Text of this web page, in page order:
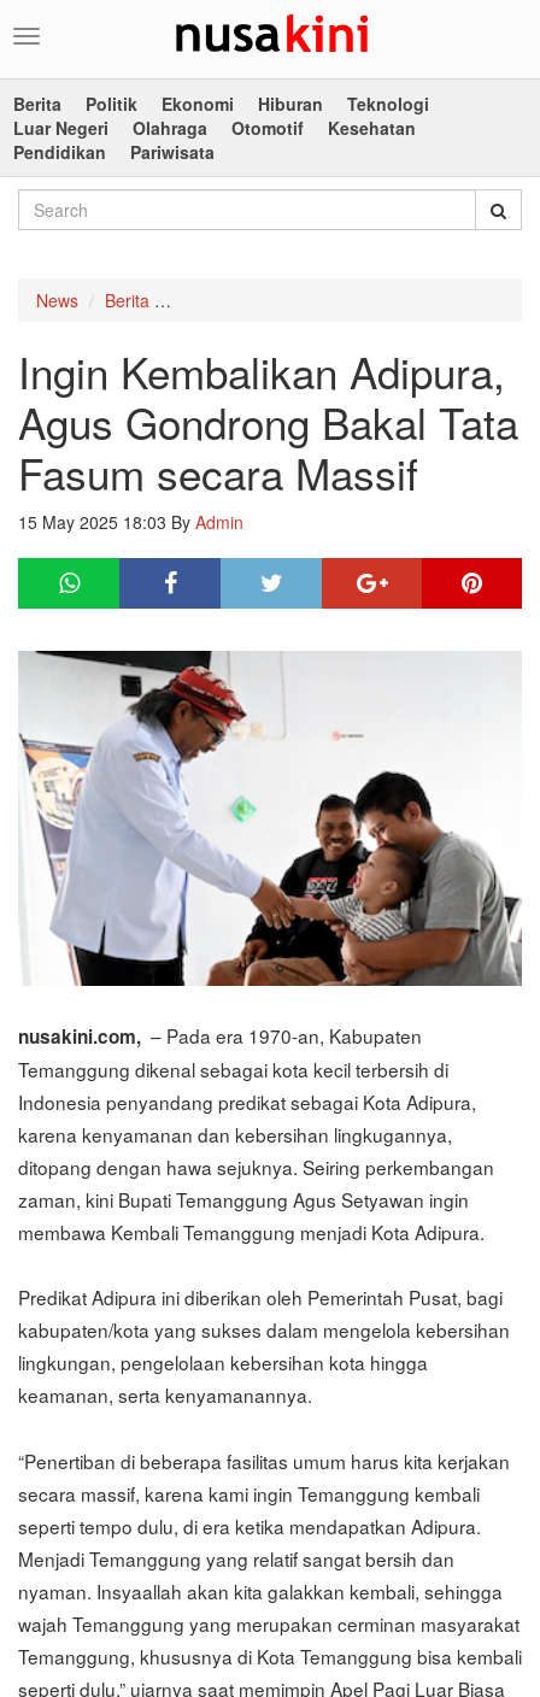
Toggle
Berita
Politik Ekonomi Hiburan
Teknologi
Luar Negeri
Olahraga Otomotif
Kesehatan
Pendidikan
Pariwisata
News Berita
Ingin Kembalikan Adipura,
Agus Gondrong Bakal Tata
Fasum secara Massif
15 May 2025 18:03 By Admin
nusakini.com, – Pada era 1970-an, Kabupaten
Temanggung dikenal sebagai kota kecil terbersih di
Indonesia penyandang predikat sebagai Kota Adipura,
karena kenyamanan dan kebersihan lingkugannya,
ditopang dengan hawa sejuknya. Seiring perkembangan
zaman, kini Bupati Temanggung Agus Setyawan ingin
membawa Kembali Temanggung menjadi Kota Adipura.
Predikat Adipura ini diberikan oleh Pemerintah Pusat, bagi
kabupaten/kota yang sukses dalam mengelola kebersihan
lingkungan, pengelolaan kebersihan kota hingga
keamanan, serta kenyamanannya.
“Penertiban di beberapa fasilitas umum harus kita kerjakan
secara massif, karena kami ingin Temanggung kembali
seperti tempo dulu, di era ketika mendapatkan Adipura.
Menjadi Temanggung yang relatif sangat bersih dan
nyaman. Insyaallah akan kita galakkan kembali, sehingga
wajah Temanggung yang merupakan cerminan masyarakat
Temanggung, khususnya di Kota Temanggung bisa kembali
seperti dulu,” ujarnya saat memimpin Apel Pagi Luar Biasa